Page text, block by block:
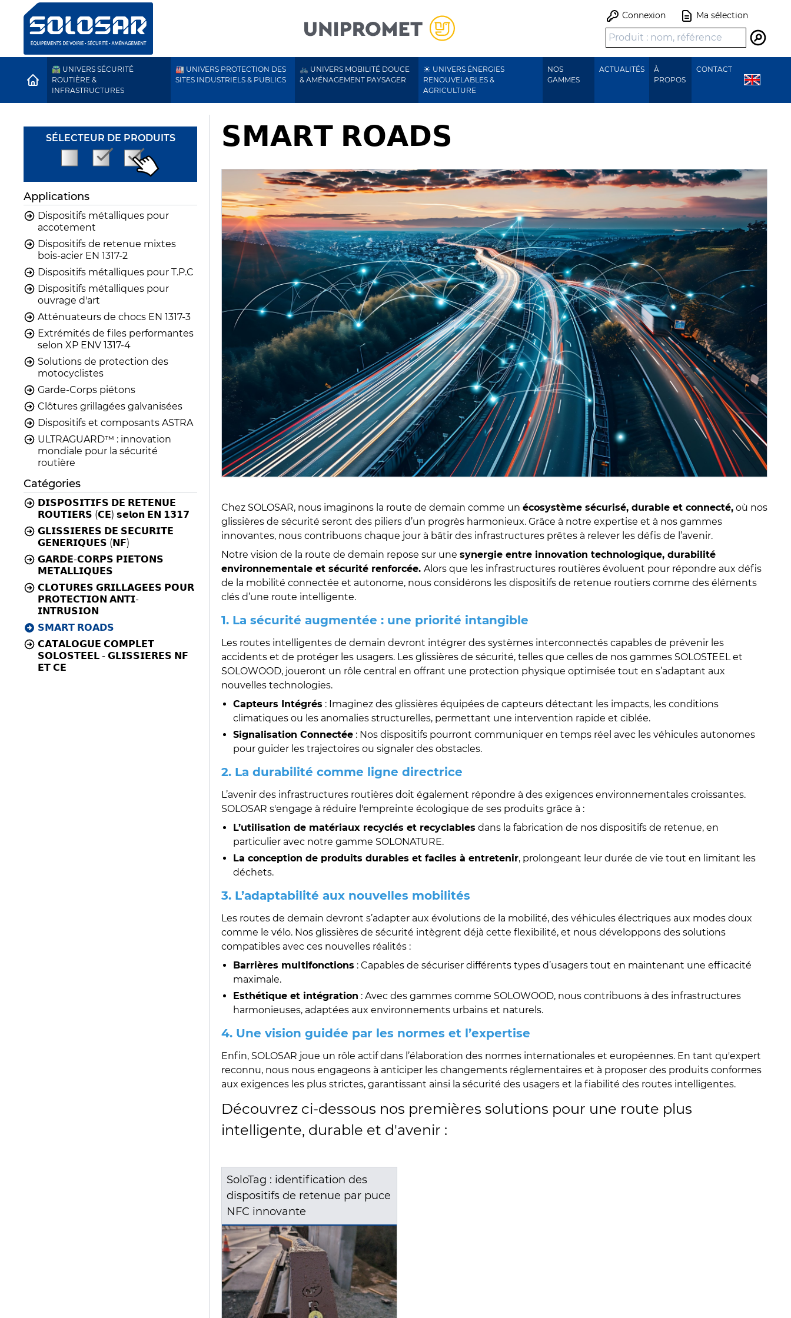
Connexion Ma sélection
HOME
🛣️ UNIVERS SÉCURITÉ
ROUTIÈRE &
INFRASTRUCTURES
🏭 UNIVERS PROTECTION DES
SITES INDUSTRIELS & PUBLICS
🚲 UNIVERS MOBILITÉ DOUCE
& AMÉNAGEMENT PAYSAGER
☀️ UNIVERS ÉNERGIES
RENOUVELABLES &
AGRICULTURE
NOS
GAMMES
ACTUALITÉS
À
PROPOS
CONTACT
𝗦𝗠𝗔𝗥𝗧 𝗥𝗢𝗔𝗗𝗦
Chez SOLOSAR, nous imaginons la route de demain comme un écosystème sécurisé, durable et connecté, où nos
glissières de sécurité seront des piliers d’un progrès harmonieux. Grâce à notre expertise et à nos gammes
innovantes, nous contribuons chaque jour à bâtir des infrastructures prêtes à relever les défis de l’avenir.
Notre vision de la route de demain repose sur une synergie entre innovation technologique, durabilité
environnementale et sécurité renforcée. Alors que les infrastructures routières évoluent pour répondre aux défis
de la mobilité connectée et autonome, nous considérons les dispositifs de retenue routiers comme des éléments
clés d’une route intelligente.
1. La sécurité augmentée : une priorité intangible
Les routes intelligentes de demain devront intégrer des systèmes interconnectés capables de prévenir les
accidents et de protéger les usagers. Les glissières de sécurité, telles que celles de nos gammes SOLOSTEEL et
SOLOWOOD, joueront un rôle central en offrant une protection physique optimisée tout en s’adaptant aux
nouvelles technologies.
Capteurs Intégrés : Imaginez des glissières équipées de capteurs détectant les impacts, les conditions
climatiques ou les anomalies structurelles, permettant une intervention rapide et ciblée.
Signalisation Connectée : Nos dispositifs pourront communiquer en temps réel avec les véhicules autonomes
pour guider les trajectoires ou signaler des obstacles.
2. La durabilité comme ligne directrice
L’avenir des infrastructures routières doit également répondre à des exigences environnementales croissantes.
SOLOSAR s'engage à réduire l'empreinte écologique de ses produits grâce à :
L’utilisation de matériaux recyclés et recyclables dans la fabrication de nos dispositifs de retenue, en
particulier avec notre gamme SOLONATURE.
La conception de produits durables et faciles à entretenir, prolongeant leur durée de vie tout en limitant les
déchets.
3. L’adaptabilité aux nouvelles mobilités
Les routes de demain devront s’adapter aux évolutions de la mobilité, des véhicules électriques aux modes doux
comme le vélo. Nos glissières de sécurité intègrent déjà cette flexibilité, et nous développons des solutions
compatibles avec ces nouvelles réalités :
Barrières multifonctions : Capables de sécuriser différents types d’usagers tout en maintenant une efficacité
maximale.
Esthétique et intégration : Avec des gammes comme SOLOWOOD, nous contribuons à des infrastructures
harmonieuses, adaptées aux environnements urbains et naturels.
4. Une vision guidée par les normes et l’expertise
Enfin, SOLOSAR joue un rôle actif dans l’élaboration des normes internationales et européennes. En tant qu'expert
reconnu, nous nous engageons à anticiper les changements réglementaires et à proposer des produits conformes
aux exigences les plus strictes, garantissant ainsi la sécurité des usagers et la fiabilité des routes intelligentes.
Découvrez ci-dessous nos premières solutions pour une route plus
intelligente, durable et d'avenir :
SoloTag : identification des
dispositifs de retenue par puce
NFC innovante
SÉLECTEUR DE PRODUITS
Applications
Dispositifs métalliques pour
accotement
Dispositifs de retenue mixtes
bois-acier EN 1317-2
Dispositifs métalliques pour T.P.C
Dispositifs métalliques pour
ouvrage d'art
Atténuateurs de chocs EN 1317-3
Extrémités de files performantes
selon XP ENV 1317-4
Solutions de protection des
motocyclistes
Garde-Corps piétons
Clôtures grillagées galvanisées
Dispositifs et composants ASTRA
ULTRAGUARD™ : innovation
mondiale pour la sécurité
routière
Catégories
𝗗𝗜𝗦𝗣𝗢𝗦𝗜𝗧𝗜𝗙𝗦 𝗗𝗘 𝗥𝗘𝗧𝗘𝗡𝗨𝗘
𝗥𝗢𝗨𝗧𝗜𝗘𝗥𝗦 (𝗖𝗘) 𝘀𝗲𝗹𝗼𝗻 𝗘𝗡 𝟭𝟯𝟭𝟳
𝗚𝗟𝗜𝗦𝗦𝗜𝗘𝗥𝗘𝗦 𝗗𝗘 𝗦𝗘𝗖𝗨𝗥𝗜𝗧𝗘
𝗚𝗘𝗡𝗘𝗥𝗜𝗤𝗨𝗘𝗦 (𝗡𝗙)
𝗚𝗔𝗥𝗗𝗘-𝗖𝗢𝗥𝗣𝗦 𝗣𝗜𝗘𝗧𝗢𝗡𝗦
𝗠𝗘𝗧𝗔𝗟𝗟𝗜𝗤𝗨𝗘𝗦
𝗖𝗟𝗢𝗧𝗨𝗥𝗘𝗦 𝗚𝗥𝗜𝗟𝗟𝗔𝗚𝗘𝗘𝗦 𝗣𝗢𝗨𝗥
𝗣𝗥𝗢𝗧𝗘𝗖𝗧𝗜𝗢𝗡 𝗔𝗡𝗧𝗜-
𝗜𝗡𝗧𝗥𝗨𝗦𝗜𝗢𝗡
𝗦𝗠𝗔𝗥𝗧 𝗥𝗢𝗔𝗗𝗦
𝗖𝗔𝗧𝗔𝗟𝗢𝗚𝗨𝗘 𝗖𝗢𝗠𝗣𝗟𝗘𝗧
𝗦𝗢𝗟𝗢𝗦𝗧𝗘𝗘𝗟 - 𝗚𝗟𝗜𝗦𝗦𝗜𝗘𝗥𝗘𝗦 𝗡𝗙
𝗘𝗧 𝗖𝗘